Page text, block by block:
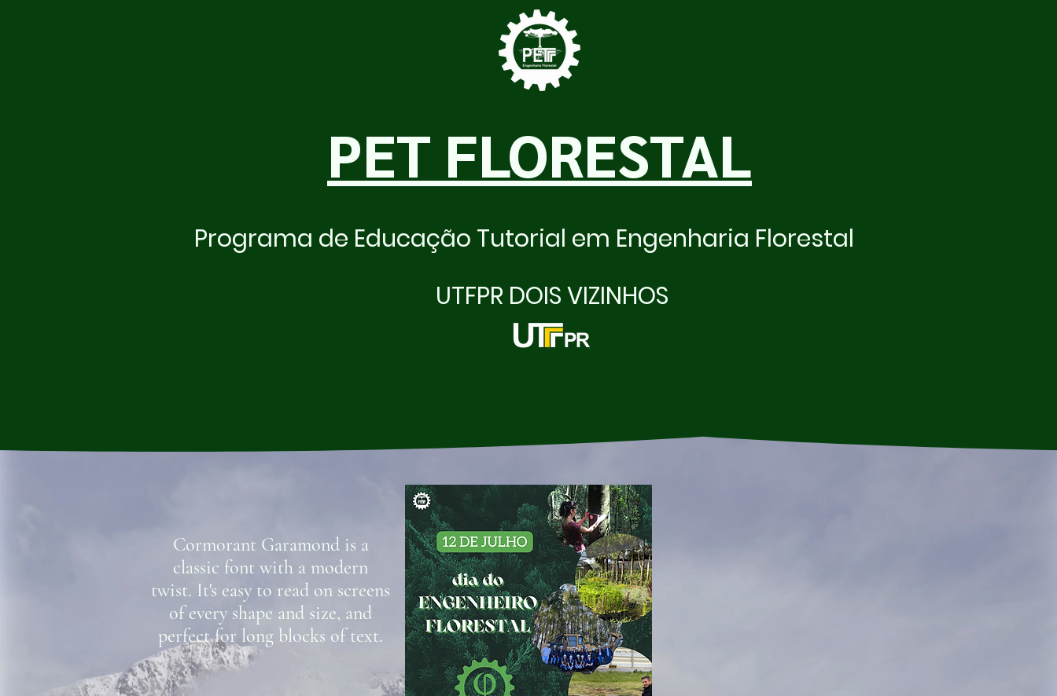
PET FLORESTAL
Programa de Educação Tutorial em Engenharia Florestal
UTFPR DOIS VIZINHOS
Cormorant Garamond is a
classic font with a modern
twist. It's easy to read on screens
of every shape and size, and
perfect for long blocks of text.